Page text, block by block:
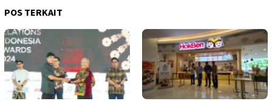
POS TERKAIT